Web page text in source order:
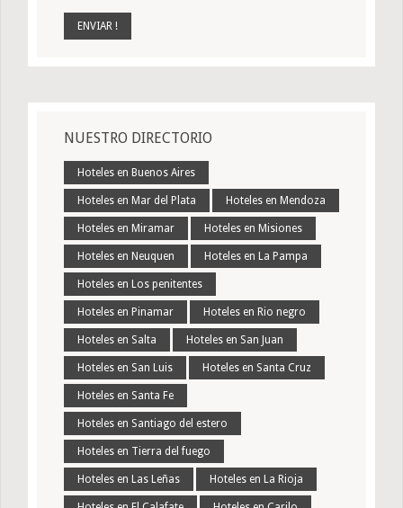
NUESTRO DIRECTORIO
Hoteles en Buenos Aires
Hoteles en Mar del Plata Hoteles en Mendoza
Hoteles en Miramar Hoteles en Misiones
Hoteles en Neuquen Hoteles en La Pampa
Hoteles en Los penitentes
Hoteles en Pinamar Hoteles en Rio negro
Hoteles en Salta Hoteles en San Juan
Hoteles en San Luis Hoteles en Santa Cruz
Hoteles en Santa Fe
Hoteles en Santiago del estero
Hoteles en Tierra del fuego
Hoteles en Las Leñas Hoteles en La Rioja